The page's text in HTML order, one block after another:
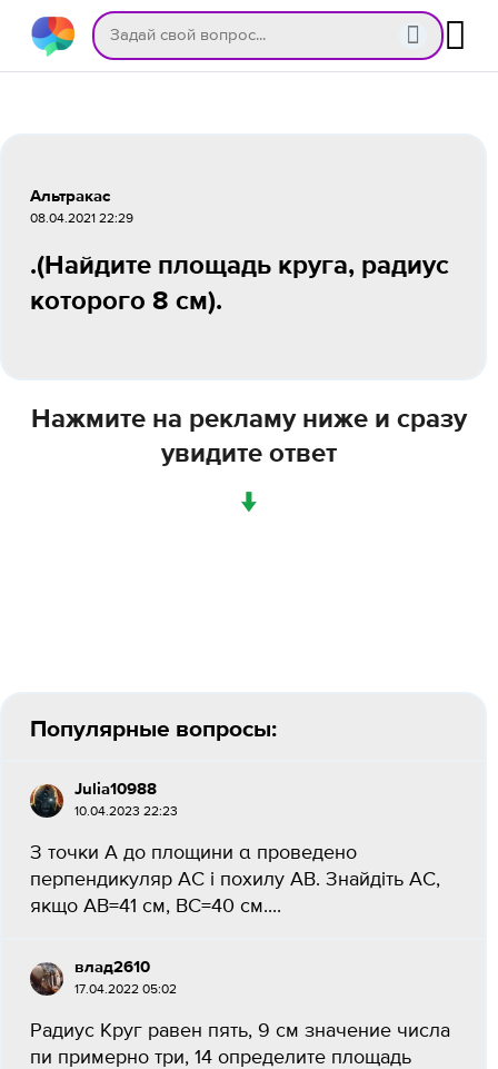
Альтракас
08.04.2021 22:29
.(Найдите площадь круга, радиус
которого 8 см).
Нажмите на рекламу ниже и сразу
увидите ответ
↓
Популярные вопросы:
Julia10988
10.04.2023 22:23
З точки А до площини α проведено
перпендикуляр АС і похилу АВ. Знайдіть АС,
якщо АВ=41 см, ВС=40 см....
влад2610
17.04.2022 05:02
Радиус Круг равен пять, 9 см значение числа
пи примерно три, 14 определите площадь